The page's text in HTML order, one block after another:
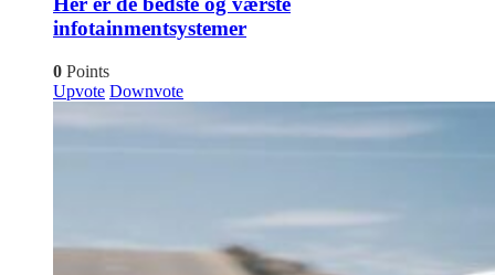
infotainmentsystemer
0 Points
Upvote Downvote